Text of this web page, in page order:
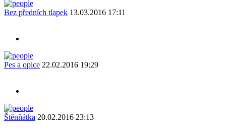
Bez předních tlapek 13.03.2016 17:11
Pes a opice 22.02.2016 19:29
Štěnňátka 20.02.2016 23:13